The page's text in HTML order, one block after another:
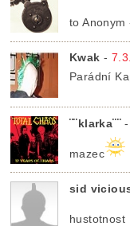
to Anonym
Kwak -
Parádní
¨¨klarka¨¨-
mazec
sid
hustotnost